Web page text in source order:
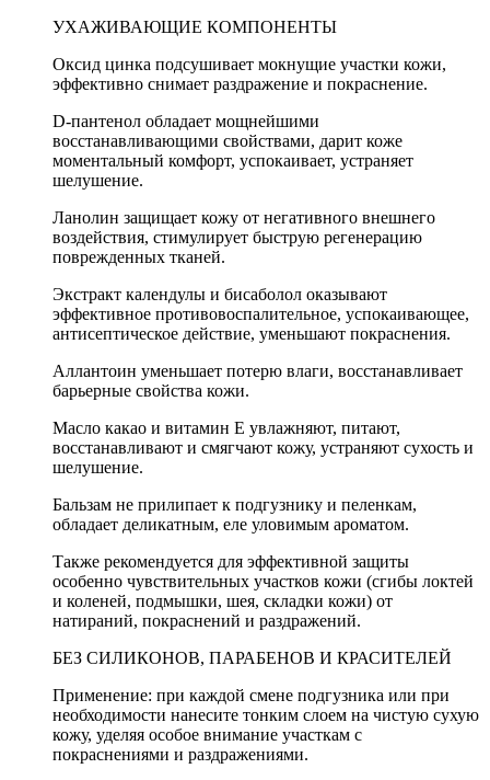
УХАЖИВАЮЩИЕ КОМПОНЕНТЫ
Оксид цинка подсушивает мокнущие участки кожи,
эффективно снимает раздражение и покраснение.
D-пантенол обладает мощнейшими
восстанавливающими свойствами, дарит коже
моментальный комфорт, успокаивает, устраняет
шелушение.
Ланолин защищает кожу от негативного внешнего
воздействия, стимулирует быструю регенерацию
поврежденных тканей.
Экстракт календулы и бисаболол оказывают
эффективное противовоспалительное, успокаивающее,
антисептическое действие, уменьшают покраснения.
Аллантоин уменьшает потерю влаги, восстанавливает
барьерные свойства кожи.
Масло какао и витамин Е увлажняют, питают,
восстанавливают и смягчают кожу, устраняют сухость и
шелушение.
Бальзам не прилипает к подгузнику и пеленкам,
обладает деликатным, еле уловимым ароматом.
Также рекомендуется для эффективной защиты
особенно чувствительных участков кожи (сгибы локтей
и коленей, подмышки, шея, складки кожи) от
натираний, покраснений и раздражений.
БЕЗ СИЛИКОНОВ, ПАРАБЕНОВ И КРАСИТЕЛЕЙ
Применение: при каждой смене подгузника или при
необходимости нанесите тонким слоем на чистую сухую
кожу, уделяя особое внимание участкам с
покраснениями и раздражениями.